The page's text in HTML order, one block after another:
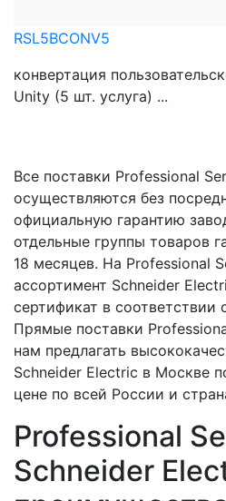
RSL5BCONV5
конвертация
Unity (5 шт. услуга) ...
Все поставки Professional
осуществляются без
официальную гарантию
отдельные группы товаров
18 месяцев. На Professional
ассортимент Schneider
сертификат в соответствии
Прямые поставки
нам предлагать
Schneider Electric в Москве
цене по всей России и
Professional
Schneider